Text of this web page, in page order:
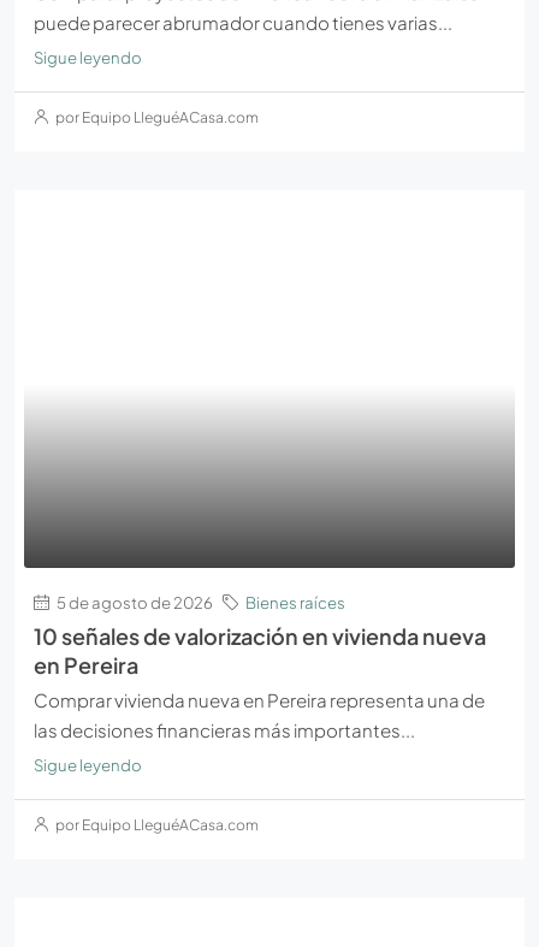
puede parecer abrumador cuando tienes varias...
Sigue leyendo
por Equipo LleguéACasa.com
5 de agosto de 2026 Bienes raíces
10 señales de valorización en vivienda nueva
en Pereira
Comprar vivienda nueva en Pereira representa una de
las decisiones financieras más importantes...
Sigue leyendo
por Equipo LleguéACasa.com